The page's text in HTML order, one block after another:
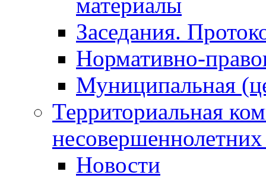
Заседания.
Нормативно-
Муниципальная
Территориальная
Новости